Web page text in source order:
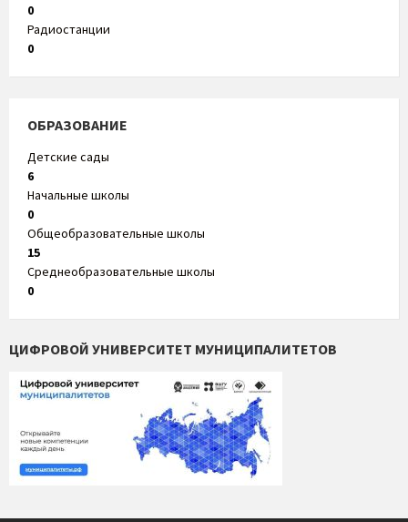
0
Радиостанции
0
ОБРАЗОВАНИЕ
Детские сады
6
Начальные школы
0
Общеобразовательные школы
15
Среднеобразовательные школы
0
ЦИФРОВОЙ УНИВЕРСИТЕТ МУНИЦИПАЛИТЕТОВ